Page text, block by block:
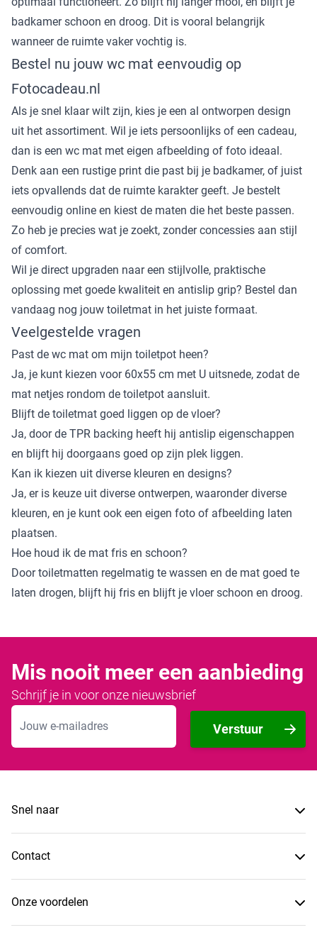
badkamer schoon en droog. Dit is vooral belangrijk
wanneer de ruimte vaker vochtig is.
Bestel nu jouw wc mat eenvoudig op
Fotocadeau.nl
Als je snel klaar wilt zijn, kies je een al ontworpen design
uit het assortiment. Wil je iets persoonlijks of een cadeau,
dan is een wc mat met eigen afbeelding of foto ideaal.
Denk aan een rustige print die past bij je badkamer, of juist
iets opvallends dat de ruimte karakter geeft. Je bestelt
eenvoudig online en kiest de maten die het beste passen.
Zo heb je precies wat je zoekt, zonder concessies aan stijl
of comfort.
Wil je direct upgraden naar een stijlvolle, praktische
oplossing met goede kwaliteit en antislip grip? Bestel dan
vandaag nog jouw toiletmat in het juiste formaat.
Veelgestelde vragen
Past de wc mat om mijn toiletpot heen?
Ja, je kunt kiezen voor 60x55 cm met U uitsnede, zodat de
mat netjes rondom de toiletpot aansluit.
Blijft de toiletmat goed liggen op de vloer?
Ja, door de TPR backing heeft hij antislip eigenschappen
en blijft hij doorgaans goed op zijn plek liggen.
Kan ik kiezen uit diverse kleuren en designs?
Ja, er is keuze uit diverse ontwerpen, waaronder diverse
kleuren, en je kunt ook een eigen foto of afbeelding laten
plaatsen.
Hoe houd ik de mat fris en schoon?
Door toiletmatten regelmatig te wassen en de mat goed te
laten drogen, blijft hij fris en blijft je vloer schoon en droog.
Mis nooit meer een aanbieding
Schrijf je in voor onze nieuwsbrief
E-mailadres
Verstuur
Snel naar
Contact
Onze voordelen